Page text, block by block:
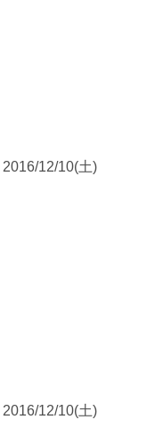
2016/12/10(土)
2016/12/10(土)